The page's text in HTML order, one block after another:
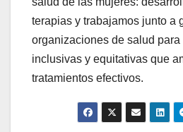
terapias y trabajamos junto a
organizaciones de salud
inclusivas y equitativas que
tratamientos efectivos.